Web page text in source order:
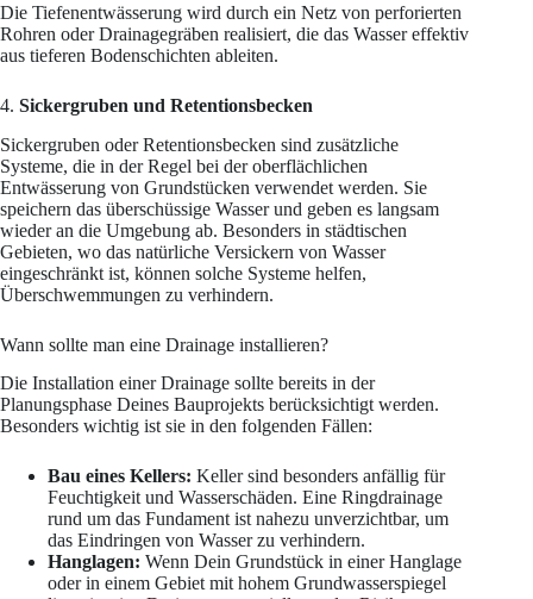
Die Tiefenentwässerung wird durch ein Netz von perforierten
Rohren oder Drainagegräben realisiert, die das Wasser effektiv
aus tieferen Bodenschichten ableiten.
4. Sickergruben und Retentionsbecken
Sickergruben oder Retentionsbecken sind zusätzliche
Systeme, die in der Regel bei der oberflächlichen
Entwässerung von Grundstücken verwendet werden. Sie
speichern das überschüssige Wasser und geben es langsam
wieder an die Umgebung ab. Besonders in städtischen
Gebieten, wo das natürliche Versickern von Wasser
eingeschränkt ist, können solche Systeme helfen,
Überschwemmungen zu verhindern.
Wann sollte man eine Drainage installieren?
Die Installation einer Drainage sollte bereits in der
Planungsphase Deines Bauprojekts berücksichtigt werden.
Besonders wichtig ist sie in den folgenden Fällen:
Bau eines Kellers: Keller sind besonders anfällig für
Feuchtigkeit und Wasserschäden. Eine Ringdrainage
rund um das Fundament ist nahezu unverzichtbar, um
das Eindringen von Wasser zu verhindern.
Hanglagen: Wenn Dein Grundstück in einer Hanglage
oder in einem Gebiet mit hohem Grundwasserspiegel